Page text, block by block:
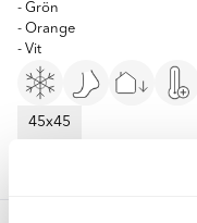
- Grön
- Orange
- Vit
45x45